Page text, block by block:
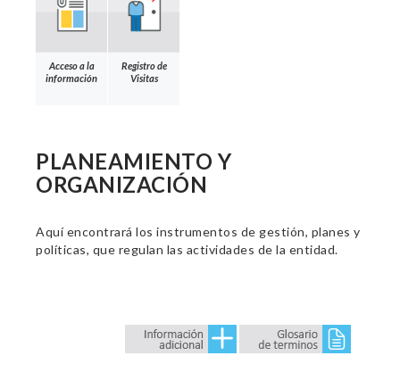
Acceso a la
información
Registro de
Visitas
PLANEAMIENTO Y
ORGANIZACIÓN
Aquí encontrará los instrumentos de gestión, planes y
políticas, que regulan las actividades de la entidad.